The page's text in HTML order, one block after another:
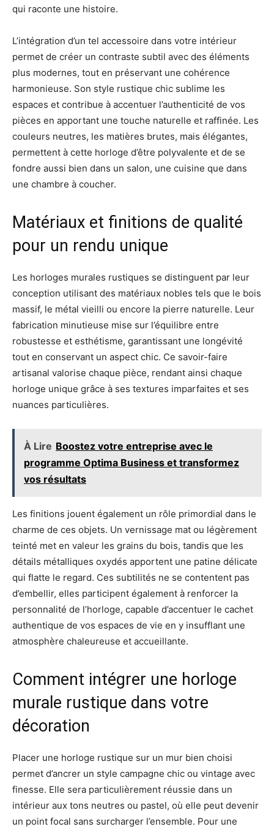
qui raconte une histoire.
L’intégration d’un tel accessoire dans votre intérieur
permet de créer un contraste subtil avec des éléments
plus modernes, tout en préservant une cohérence
harmonieuse. Son style rustique chic sublime les
espaces et contribue à accentuer l’authenticité de vos
pièces en apportant une touche naturelle et raffinée. Les
couleurs neutres, les matières brutes, mais élégantes,
permettent à cette horloge d’être polyvalente et de se
fondre aussi bien dans un salon, une cuisine que dans
une chambre à coucher.
Matériaux et finitions de qualité
pour un rendu unique
Les horloges murales rustiques se distinguent par leur
conception utilisant des matériaux nobles tels que le bois
massif, le métal vieilli ou encore la pierre naturelle. Leur
fabrication minutieuse mise sur l’équilibre entre
robustesse et esthétisme, garantissant une longévité
tout en conservant un aspect chic. Ce savoir-faire
artisanal valorise chaque pièce, rendant ainsi chaque
horloge unique grâce à ses textures imparfaites et ses
nuances particulières.
À Lire Boostez votre entreprise avec le
programme Optima Business et transformez
vos résultats
Les finitions jouent également un rôle primordial dans le
charme de ces objets. Un vernissage mat ou légèrement
teinté met en valeur les grains du bois, tandis que les
détails métalliques oxydés apportent une patine délicate
qui flatte le regard. Ces subtilités ne se contentent pas
d’embellir, elles participent également à renforcer la
personnalité de l’horloge, capable d’accentuer le cachet
authentique de vos espaces de vie en y insufflant une
atmosphère chaleureuse et accueillante.
Comment intégrer une horloge
murale rustique dans votre
décoration
Placer une horloge rustique sur un mur bien choisi
permet d’ancrer un style campagne chic ou vintage avec
finesse. Elle sera particulièrement réussie dans un
intérieur aux tons neutres ou pastel, où elle peut devenir
un point focal sans surcharger l’ensemble. Pour une